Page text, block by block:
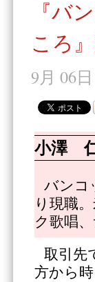
『バ
ころ
9月 06
小澤 仁
バンコ
り現職
ク歌唱
取引先
方から